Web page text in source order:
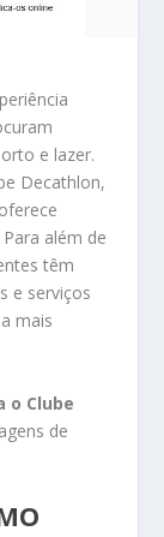
e lazer.
Decathlon,
além de
têm
e serviços
mais
o Clube
de